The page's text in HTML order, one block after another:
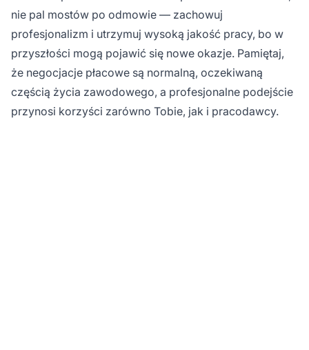
nie pal mostów po odmowie — zachowuj
profesjonalizm i utrzymuj wysoką jakość pracy, bo w
przyszłości mogą pojawić się nowe okazje. Pamiętaj,
że negocjacje płacowe są normalną, oczekiwaną
częścią życia zawodowego, a profesjonalne podejście
przynosi korzyści zarówno Tobie, jak i pracodawcy.